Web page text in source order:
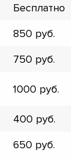
Бесплатно
850
750
1000
400
650